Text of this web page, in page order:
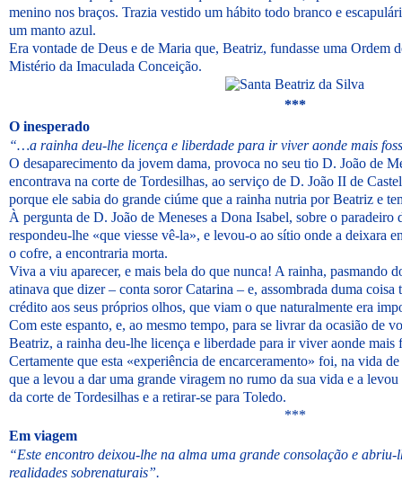
menino nos braços. Trazia vestido um hábito todo branco e
um manto azul.
Era vontade de Deus e de Maria que, Beatriz, fundasse uma Ordem
Mistério da Imaculada Conceição.
***
O inesperado
“…a rainha deu-lhe licença e liberdade para ir viver aonde mais
O desaparecimento da jovem dama, provoca no seu tio D. João de
encontrava na corte de Tordesilhas, ao serviço de D. João II de
porque ele sabia do grande ciúme que a rainha nutria por Beatriz e
À pergunta de D. João de Meneses a Dona Isabel, sobre o paradeiro
respondeu-lhe «que viesse vê-la», e levou-o ao sítio onde a deixara
o cofre, a encontraria morta.
Viva a viu aparecer, e mais bela do que nunca! A rainha, pasmando
atinava que dizer – conta soror Catarina – e, assombrada duma coisa
crédito aos seus próprios olhos, que viam o que naturalmente era
Com este espanto, e, ao mesmo tempo, para se livrar da ocasião de
Beatriz, a rainha deu-lhe licença e liberdade para ir viver aonde mais
Certamente que esta «experiência de encarceramento» foi, na vida
que a levou a dar uma grande viragem no rumo da sua vida e a
da corte de Tordesilhas e a retirar-se para Toledo.
***
Em viagem
“Este encontro deixou-lhe na alma uma grande consolação e abriu-
realidades sobrenaturais”.